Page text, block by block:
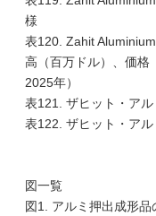
様
表120. Zahit
高（百万ドル）、価格
2025年）
表121. ザヒット・ア
表122. ザヒット・ア
図一覧
図1. アルミ押出成形品